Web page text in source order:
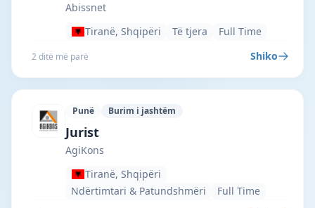
Abissnet
Tiranë, Shqipëri
Të tjera Full Time
2 ditë më parë Shiko
Punë Burim i jashtëm
AgiKons · Tiranë · #7296 —
Jurist
AgiKons
Tiranë, Shqipëri
Ndërtimtari & Patundshmëri
Full Time